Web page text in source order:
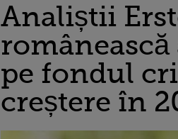
Analiștii
românească
pe fondul
creștere în